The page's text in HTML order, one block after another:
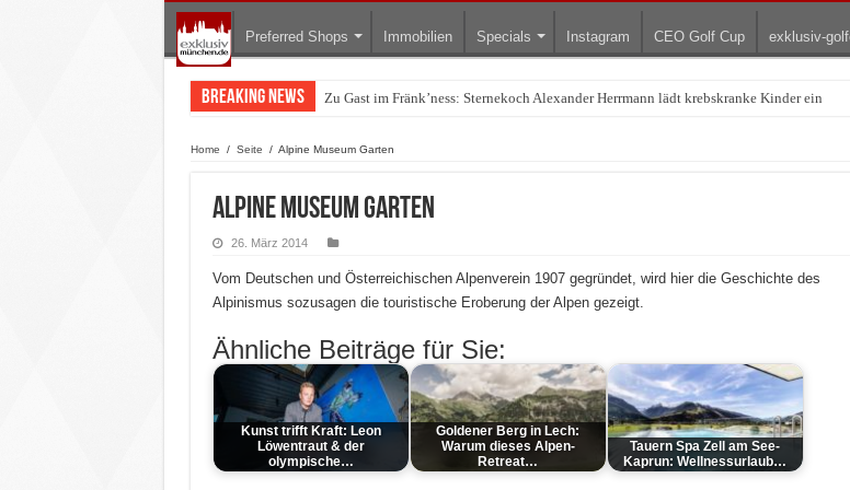
Preferred Shops Immobilien Specials Instagram CEO Golf Cup exklusiv-
Breaking News Zu Gast im Fränk’ness: Sternekoch Alexander Herrmann lädt krebskranke Kinder ein
Warum München gerade zum Treffpunkt der Lingerie-Branche wurde
Home / Seite / Alpine Museum Garten
Alpine Museum Garten
26. März 2014
Vom Deutschen und Österreichischen Alpenverein 1907 gegründet, wird hier die Geschichte des
Alpinismus sozusagen die touristische Eroberung der Alpen gezeigt.
Ähnliche Beiträge für Sie:
Kunst trifft Kraft: Leon
Löwentraut & der
olympische…
Goldener Berg in Lech:
Warum dieses Alpen-
Retreat…
Tauern Spa Zell am See-
Kaprun: Wellnessurlaub…